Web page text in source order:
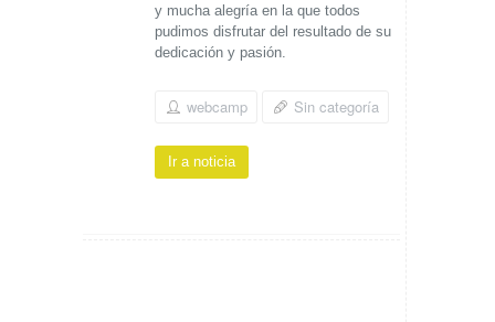
y mucha alegría en la que todos
pudimos disfrutar del resultado de su
dedicación y pasión.
webcamp Sin categoría
Ir a noticia